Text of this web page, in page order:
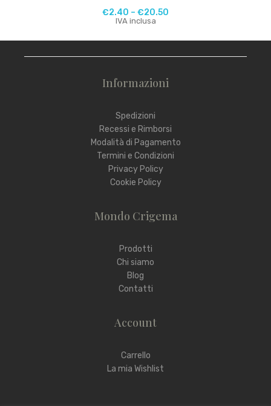
€2.40 – €20.50
IVA inclusa
Informazioni
Spedizioni
Recessi e Rimborsi
Modalità di Pagamento
Termini e Condizioni
Privacy Policy
Cookie Policy
Mondo Crigema
Prodotti
Chi siamo
Blog
Contatti
Account
Carrello
La mia Wishlist